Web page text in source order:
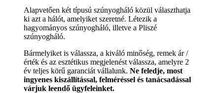
Alapvetően két típusú szúnyogháló közül választhatja
ki azt a hálót, amelyiket szeretné. Létezik a
hagyományos szúnyogháló, illetve a Pliszé
szúnyogháló.
Bármelyiket is válassza, a kiváló minőség, remek ár /
érték és az esztétikus megjelenést válassza, amelyre 2
év teljes körű garanciát vállalunk. Ne feledje, most
ingyenes kiszállítással, felméréssel és tanácsadással
várjuk leendő ügyfeleinket.